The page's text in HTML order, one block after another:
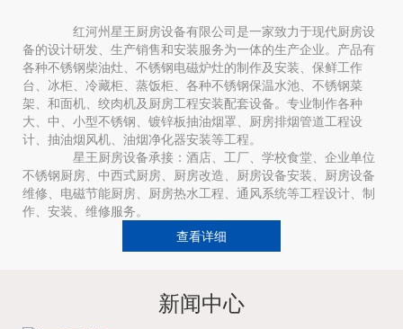
红河州星王厨房设备有限公司是一家致力于现代厨房设
备的设计研发、生产销售和安装服务为一体的生产企业。产品有
各种不锈钢柴油灶、不锈钢电磁炉灶的制作及安装、保鲜工作
台、冰柜、冷藏柜、蒸饭柜、各种不锈钢保温水池、不锈钢菜
架、和面机、绞肉机及厨房工程安装配套设备。专业制作各种
大、中、小型不锈钢、镀锌板抽油烟罩、厨房排烟管道工程设
计、抽油烟风机、油烟净化器安装等工程。
星王厨房设备承接：酒店、工厂、学校食堂、企业单位
不锈钢厨房、中西式厨房、厨房改造、厨房设备安装、厨房设备
维修、电磁节能厨房、厨房热水工程、通风系统等工程设计、制
作、安装、维修服务。
查看详细
新闻中心